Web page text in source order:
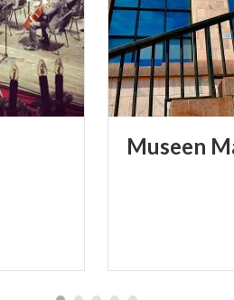
Museen